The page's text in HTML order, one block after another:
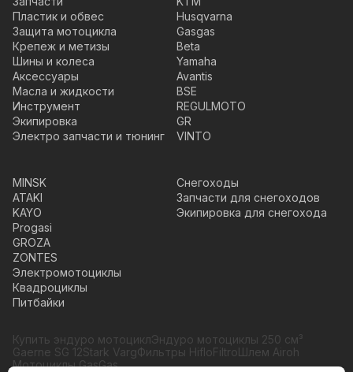
Пластик и обвес
Защита мотоцикла
Крепеж и метизы
Шины и колеса
Аксессуары
Масла и жидкости
Инструмент
Экипировка
Электро запчасти и тюнинг
Husqvarna
Gasgas
Beta
Yamaha
Avantis
BSE
REGULMOTO
GR
VINTO
MINSK
ATAKI
KAYO
Progasi
GROZA
ZONTES
Электромотоциклы
Квадроциклы
Питбайки
Снегоходы
Запчасти для снегоходов
Экипировка для снегохода
Купить эндуро мотоциклЭндуро мотоциклы 250 см³
Gaerne SG 12Stark VargФильтры HifloFiltroШлем Airoh
Мотоциклы GasGas